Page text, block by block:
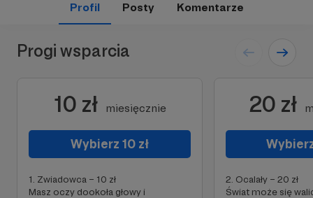
Profil Posty Komentarze
Progi wsparcia
10 zł miesięcznie
Wybierz 10 zł
1. Zwiadowca – 10 zł
Masz oczy dookoła głowy i
20 zł
2. Ocalały – 20 zł
Świat może się